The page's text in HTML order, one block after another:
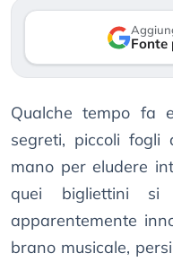
Fonte
Qualche tempo fa
segreti, piccoli
mano per eludere
quei bigliettini
apparentemente
brano musicale,